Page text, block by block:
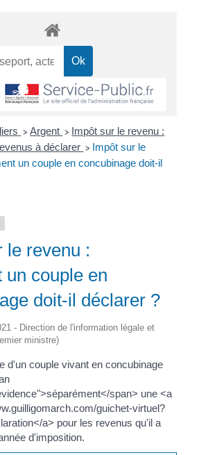
> Argent > Impôt sur le revenu :
à déclarer > Impôt sur le
un couple en concubinage doit-il
le revenu :
un couple en
doit-il déclarer ?
- Direction de l'information légale et
ministre)
d'un couple vivant en concubinage
span> une <a
guichet-virtuel?
a> pour les revenus qu'il a
d'imposition.